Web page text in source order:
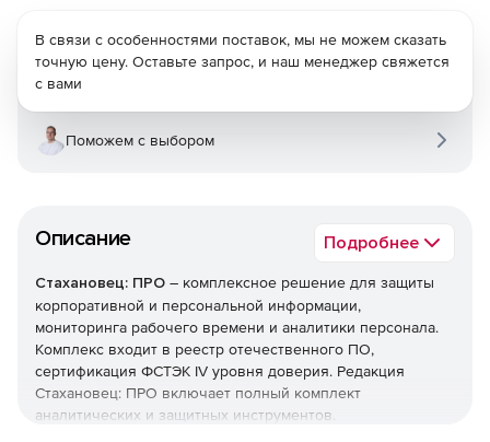
Описание Подробнее
Стахановец: ПРО – комплексное решение для защиты
корпоративной и персональной информации,
мониторинга рабочего времени и аналитики персонала.
Комплекс входит в реестр отечественного ПО,
сертификация ФСТЭК IV уровня доверия. Редакция
Стахановец: ПРО включает полный комплект
аналитических и защитных инструментов.
В связи с особенностями поставок, мы не можем сказать
точную цену. Оставьте запрос, и наш менеджер свяжется
с вами
Поможем с выбором